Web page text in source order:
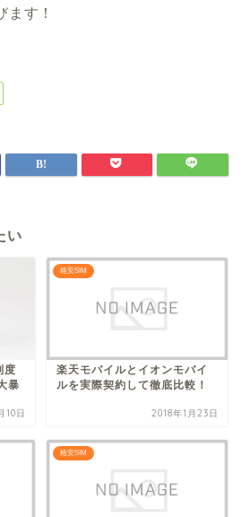
ます！
い
度
暴
10日
格安SIM
楽天モバイルとイオンモバイ
ルを実際契約して徹底比較！
2018年1月23日
格安SIM